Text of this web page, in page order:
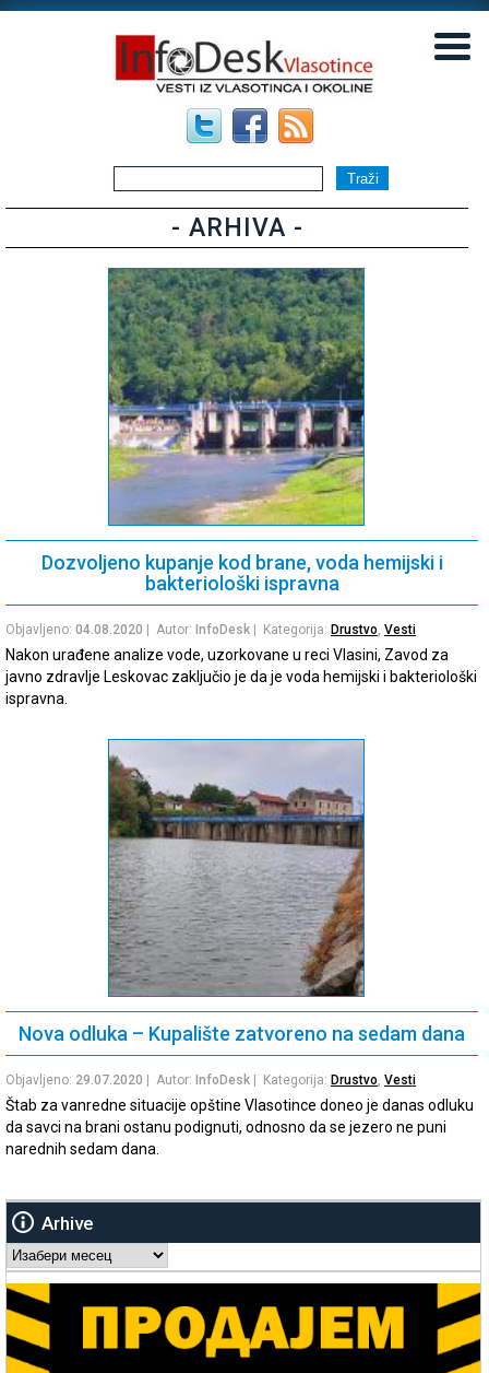
- ARHIVA -
Dozvoljeno kupanje kod brane, voda hemijski i
bakteriološki ispravna
Objavljeno: 04.08.2020 | Autor: InfoDesk | Kategorija: Drustvo, Vesti
Nakon urađene analize vode, uzorkovane u reci Vlasini, Zavod za
javno zdravlje Leskovac zaključio je da je voda hemijski i bakteriološki
ispravna.
Nova odluka – Kupalište zatvoreno na sedam dana
Objavljeno: 29.07.2020 | Autor: InfoDesk | Kategorija: Drustvo, Vesti
Štab za vanredne situacije opštine Vlasotince doneo je danas odluku
da savci na brani ostanu podignuti, odnosno da se jezero ne puni
narednih sedam dana.
Arhive
Arhive